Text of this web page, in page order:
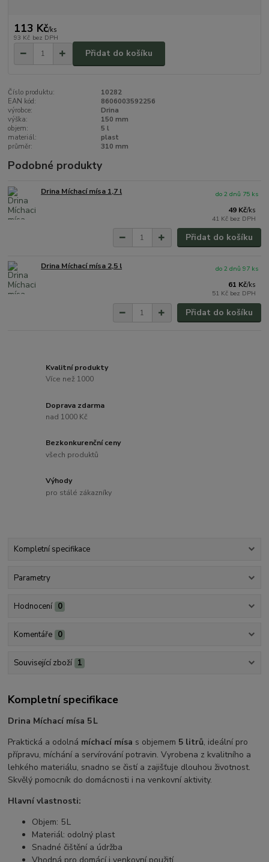
113 Kč/ks
93 Kč bez DPH
Přidat do košíku
Číslo produktu:
10282
EAN kód:
8606003592256
výrobce:
Drina
výška:
150 mm
objem:
5 l
materiál:
plast
průměr:
310 mm
Podobné produkty
Drina Míchací mísa 1,7 l
49 Kč/ks
41 Kč bez DPH
do 2 dnů 75 ks
Přidat do košíku
Drina Míchací mísa 2,5 l
61 Kč/ks
51 Kč bez DPH
do 2 dnů 97 ks
Přidat do košíku
Kvalitní produkty
Více než 1000
Doprava zdarma
nad 1000 Kč
Bezkonkurenční ceny
všech produktů
Výhody
pro stálé zákazníky
Kompletní specifikace
Parametry
Hodnocení 0
Komentáře 0
Související zboží 1
Kompletní specifikace
Drina Míchací mísa 5 L
Praktická a odolná míchací mísa s objemem 5 litrů, ideální pro
přípravu, míchání a servírování potravin. Vyrobena z kvalitního a
lehkého materiálu, snadno se čistí a zajišťuje dlouhou životnost.
Skvělý pomocník do domácnosti i na venkovní aktivity.
Hlavní vlastnosti:
Objem: 5 L
Materiál: odolný plast
Snadné čištění a údržba